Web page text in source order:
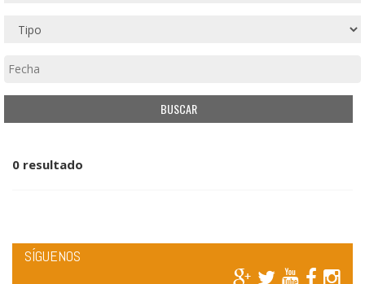
0 resultado
SÍGUENOS